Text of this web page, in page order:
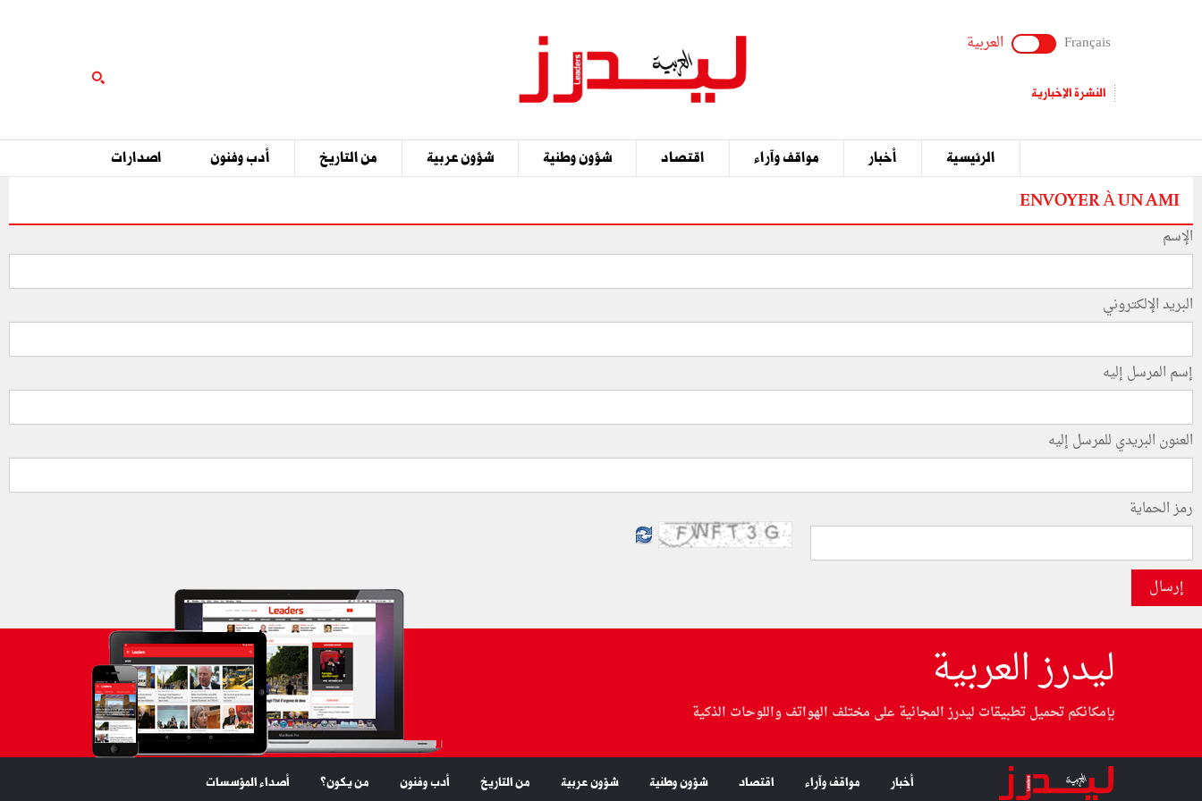
Français العربية
النشرة الإخبارية
الرئيسية أخبار مواقف وآراء اقتصاد شؤون وطنية شؤون عربية من التاريخ أدب وفنون اصدارات
ENVOYER À UN AMI
الإسم
البريد الإلكتروني
إسم المرسل إليه
العنون البريدي للمرسل إليه
رمز الحماية
إرسال
ليدرز العربية
بإمكانكم تحميل تطبيقات ليدرز المجانية على مختلف الهواتف واللوحات الذكية
أخبار مواقف وآراء اقتصاد شؤون وطنية شؤون عربية من التاريخ أدب وفنون من يكون؟ أصداء المؤسسات